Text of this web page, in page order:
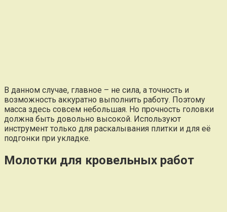
В данном случае, главное – не сила, а точность и
возможность аккуратно выполнить работу. Поэтому
масса здесь совсем небольшая. Но прочность головки
должна быть довольно высокой. Используют
инструмент только для раскалывания плитки и для её
подгонки при укладке.
Молотки для кровельных работ